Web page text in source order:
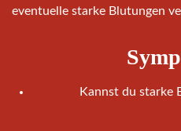
eventuelle starke Blutungen
Kannst du starke